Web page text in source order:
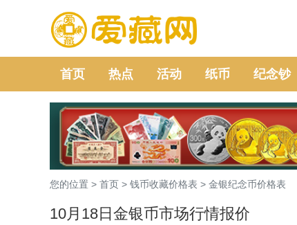
首页 热点 活动 纸币 纪念钞
您的位置 > 首页 > 钱币收藏价格表 > 金银纪念币价格表
10月18日金银币市场行情报价